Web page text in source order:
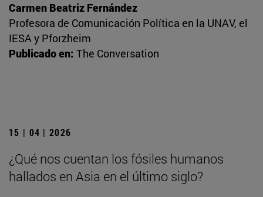
Carmen Beatriz Fernández
Profesora de Comunicación Política en la UNAV, el
IESA y Pforzheim
Publicado en: The Conversation
15 | 04 | 2026
¿Qué nos cuentan los fósiles humanos
hallados en Asia en el último siglo?